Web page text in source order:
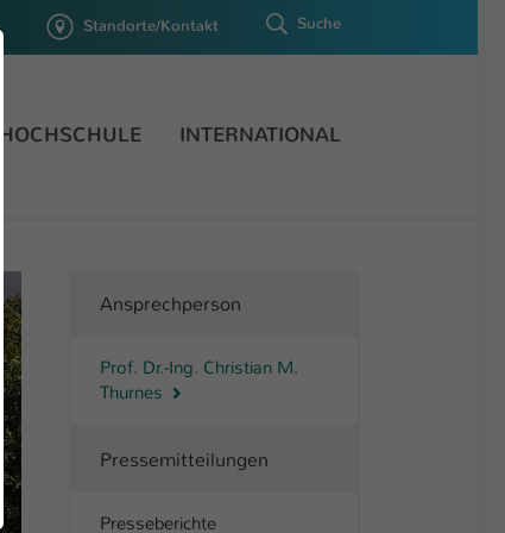
Standorte/Kontakt Suche
HOCHSCHULE INTERNATIONAL
Ansprechperson
Prof. Dr.-Ing. Christian M.
Thurnes
Pressemitteilungen
Presseberichte